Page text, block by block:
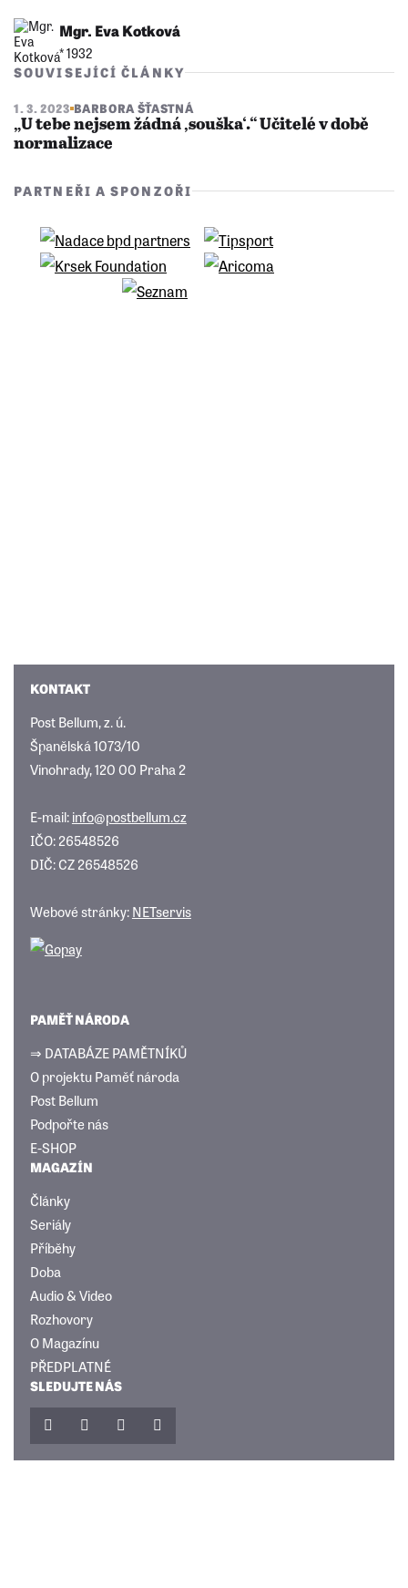
Mgr. Eva Kotková
* 1932
SOUVISEJÍCÍ ČLÁNKY
1. 3. 2023 BARBORA ŠŤASTNÁ
„U tebe nejsem žádná ‚souška‘.“ Učitelé v době
normalizace
PARTNEŘI A SPONZOŘI
KONTAKT
Post Bellum, z. ú.
Španělská 1073/10
Vinohrady, 120 00 Praha 2
E-mail:info@postbellum.cz
IČO: 26548526
DIČ: CZ 26548526
Webové stránky:NETservis
PAMĚŤ NÁRODA
⇒ DATABÁZE PAMĚTNÍKŮ
O projektu Paměť národa
Post Bellum
Podpořte nás
E-SHOP
MAGAZÍN
Články
Seriály
Příběhy
Doba
Audio & Video
Rozhovory
O Magazínu
PŘEDPLATNÉ
SLEDUJTE NÁS